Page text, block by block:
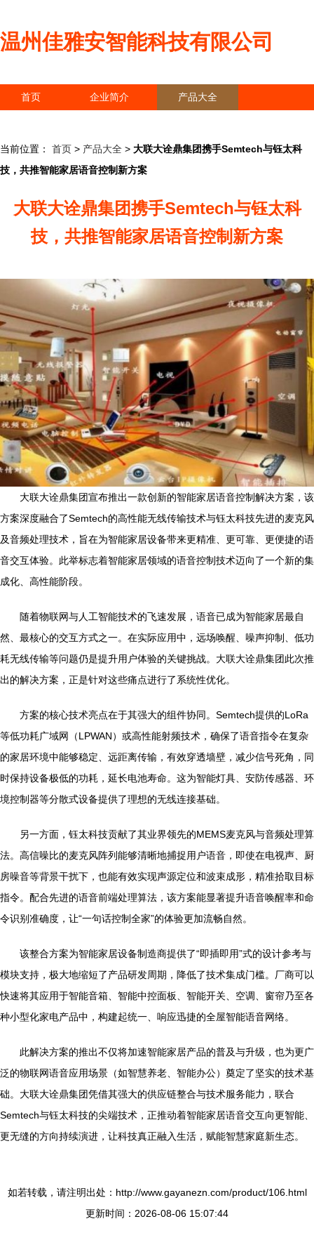
温州佳雅安智能科技有限公司
首页 企业简介 产品大全
当前位置： 首页 > 产品大全 > 大联大诠鼎集团携手Semtech与钰太科
技，共推智能家居语音控制新方案
大联大诠鼎集团携手Semtech与钰太科
技，共推智能家居语音控制新方案
大联大诠鼎集团宣布推出一款创新的智能家居语音控制解决方案，该
方案深度融合了Semtech的高性能无线传输技术与钰太科技先进的麦克风
及音频处理技术，旨在为智能家居设备带来更精准、更可靠、更便捷的语
音交互体验。此举标志着智能家居领域的语音控制技术迈向了一个新的集
成化、高性能阶段。
随着物联网与人工智能技术的飞速发展，语音已成为智能家居最自
然、最核心的交互方式之一。在实际应用中，远场唤醒、噪声抑制、低功
耗无线传输等问题仍是提升用户体验的关键挑战。大联大诠鼎集团此次推
出的解决方案，正是针对这些痛点进行了系统性优化。
方案的核心技术亮点在于其强大的组件协同。Semtech提供的LoRa
等低功耗广域网（LPWAN）或高性能射频技术，确保了语音指令在复杂
的家居环境中能够稳定、远距离传输，有效穿透墙壁，减少信号死角，同
时保持设备极低的功耗，延长电池寿命。这为智能灯具、安防传感器、环
境控制器等分散式设备提供了理想的无线连接基础。
另一方面，钰太科技贡献了其业界领先的MEMS麦克风与音频处理算
法。高信噪比的麦克风阵列能够清晰地捕捉用户语音，即使在电视声、厨
房噪音等背景干扰下，也能有效实现声源定位和波束成形，精准拾取目标
指令。配合先进的语音前端处理算法，该方案能显著提升语音唤醒率和命
令识别准确度，让“一句话控制全家”的体验更加流畅自然。
该整合方案为智能家居设备制造商提供了“即插即用”式的设计参考与
模块支持，极大地缩短了产品研发周期，降低了技术集成门槛。厂商可以
快速将其应用于智能音箱、智能中控面板、智能开关、空调、窗帘乃至各
种小型化家电产品中，构建起统一、响应迅捷的全屋智能语音网络。
此解决方案的推出不仅将加速智能家居产品的普及与升级，也为更广
泛的物联网语音应用场景（如智慧养老、智能办公）奠定了坚实的技术基
础。大联大诠鼎集团凭借其强大的供应链整合与技术服务能力，联合
Semtech与钰太科技的尖端技术，正推动着智能家居语音交互向更智能、
更无缝的方向持续演进，让科技真正融入生活，赋能智慧家庭新生态。
如若转载，请注明出处：http://www.gayanezn.com/product/106.html
更新时间：2026-08-06 15:07:44